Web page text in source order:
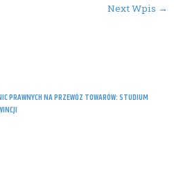
PRAWNYCH NA PRZEWÓZ TOWARÓW: STUDIUM
Next Wpis →